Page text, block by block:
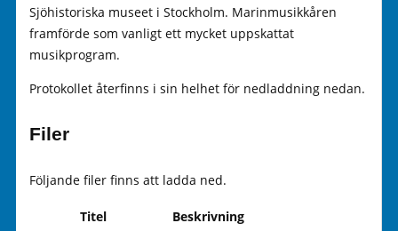
Sjöhistoriska museet i Stockholm. Marinmusikkåren
framförde som vanligt ett mycket uppskattat
musikprogram.
Protokollet återfinns i sin helhet för nedladdning nedan.
Filer
Följande filer finns att ladda ned.
Titel
Beskrivning